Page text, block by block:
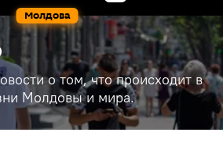
Молдова
о том, что происходит в
Молдовы и мира.